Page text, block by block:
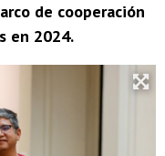
de cooperación
en 2024.